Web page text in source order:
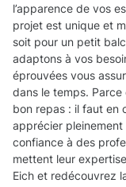
l’apparence de vos
projet est unique et
soit pour un petit
adaptons à vos
éprouvées vous
dans le temps. Parce
bon repas : il faut en
apprécier pleinement
confiance à des
mettent leur
Eich et redécouvrez